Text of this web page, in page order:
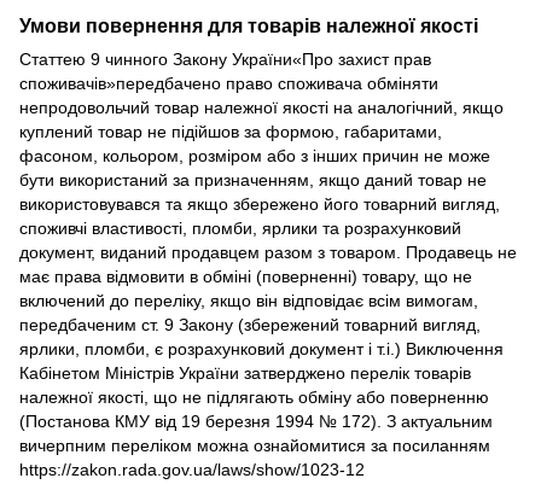
Умови повернення для товарів належної якості
Статтею 9 чинного Закону України«Про захист прав
споживачів»передбачено право споживача обміняти
непродовольчий товар належної якості на аналогічний, якщо
куплений товар не підійшов за формою, габаритами,
фасоном, кольором, розміром або з інших причин не може
бути використаний за призначенням, якщо даний товар не
використовувався та якщо збережено його товарний вигляд,
споживчі властивості, пломби, ярлики та розрахунковий
документ, виданий продавцем разом з товаром. Продавець не
має права відмовити в обміні (поверненні) товару, що не
включений до переліку, якщо він відповідає всім вимогам,
передбаченим ст. 9 Закону (збережений товарний вигляд,
ярлики, пломби, є розрахунковий документ і т.і.) Виключення
Кабінетом Міністрів України затверджено перелік товарів
належної якості, що не підлягають обміну або поверненню
(Постанова КМУ від 19 березня 1994 № 172). З актуальним
вичерпним переліком можна ознайомитися за посиланням
https://zakon.rada.gov.ua/laws/show/1023-12